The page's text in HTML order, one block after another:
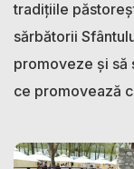
tradiţiile
sărbătorii
promoveze și să
ce promovează